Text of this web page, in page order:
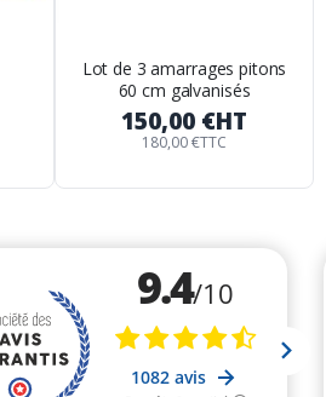
Lot de 3 amarrages pitons
60 cm galvanisés
150,00 €HT
180,00 €TTC